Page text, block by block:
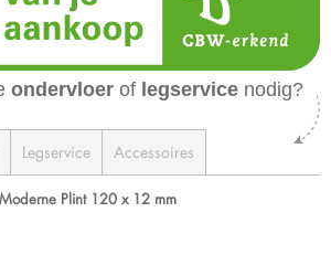
ondervloer of legservice nodig?
Legservice Accessoires
Plint 120 x 12 mm